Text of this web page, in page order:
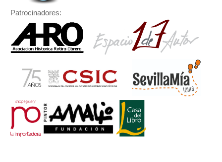
Patrocinadores: